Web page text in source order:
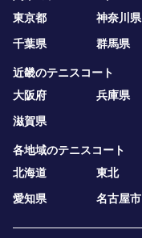
東京都
神奈川県
千葉県
群馬県
近畿のテニスコート
大阪府
兵庫県
滋賀県
各地域のテニスコート
北海道
東北
愛知県
名古屋市